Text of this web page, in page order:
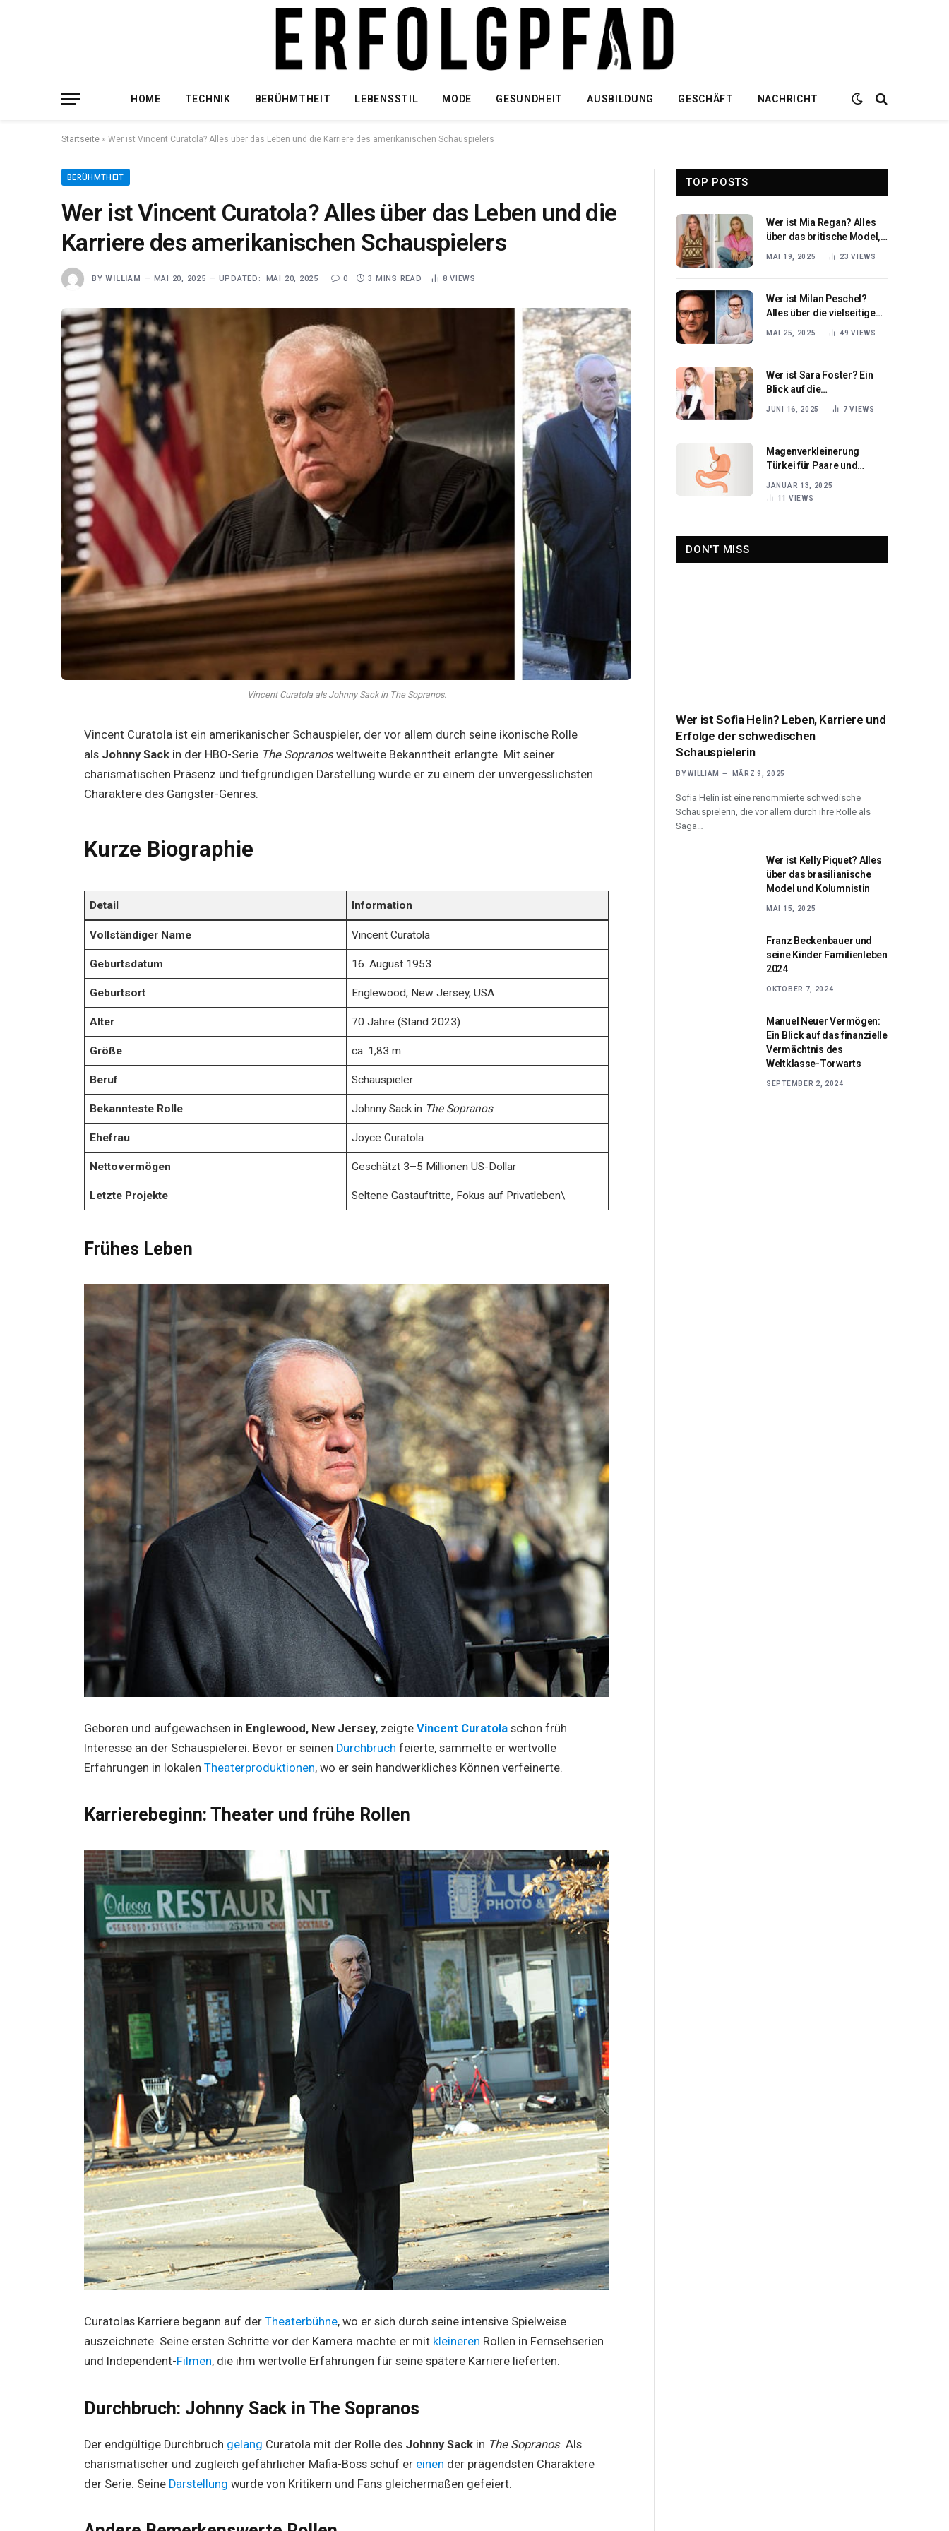
HOME TECHNIK BERÜHMTHEIT LEBENSSTIL MODE GESUNDHEIT AUSBILDUNG GESCHÄFT NACHRICHT
Startseite » Wer ist Vincent Curatola? Alles über das Leben und die Karriere des amerikanischen Schauspielers
BERÜHMTHEIT
Wer ist Vincent Curatola? Alles über das Leben und die
Karriere des amerikanischen Schauspielers
BY WILLIAM MAI 20, 2025 UPDATED: MAI 20, 2025 0 3 MINS READ 8VIEWS
Vincent Curatola als Johnny Sack in The Sopranos.
Vincent Curatola ist ein amerikanischer Schauspieler, der vor allem durch seine ikonische Rolle
als Johnny Sackin der HBO-Serie The Sopranosweltweite Bekanntheit erlangte. Mit seiner
charismatischen Präsenz und tiefgründigen Darstellung wurde er zu einem der unvergesslichsten
Charaktere des Gangster-Genres.
Kurze Biographie
Detail Information
Vollständiger Name Vincent Curatola
Geburtsdatum 16. August 1953
Geburtsort Englewood, New Jersey, USA
Alter 70 Jahre (Stand 2023)
Größe ca. 1,83 m
Beruf Schauspieler
Bekannteste Rolle Johnny Sack in The Sopranos
Ehefrau Joyce Curatola
Nettovermögen Geschätzt 3–5 Millionen US-Dollar
Letzte Projekte Seltene Gastauftritte, Fokus auf Privatleben\
Frühes Leben
Geboren und aufgewachsen in Englewood, New Jersey, zeigte Vincent Curatolaschon früh
Interesse an der Schauspielerei. Bevor er seinen Durchbruch feierte, sammelte er wertvolle
Erfahrungen in lokalen Theaterproduktionen, wo er sein handwerkliches Können verfeinerte.
Karrierebeginn: Theater und frühe Rollen
Curatolas Karriere begann auf der Theaterbühne, wo er sich durch seine intensive Spielweise
auszeichnete. Seine ersten Schritte vor der Kamera machte er mit kleineren Rollen in Fernsehserien
und Independent-Filmen, die ihm wertvolle Erfahrungen für seine spätere Karriere lieferten.
Durchbruch: Johnny Sack in The Sopranos
Der endgültige Durchbruch gelang Curatola mit der Rolle des Johnny Sackin The Sopranos. Als
charismatischer und zugleich gefährlicher Mafia-Boss schuf er einen der prägendsten Charaktere
der Serie. Seine Darstellung wurde von Kritikern und Fans gleichermaßen gefeiert.
TOP POSTS
Wer ist Mia Regan? Alles
über das britische Model,
das in der Modebranche
MAI 19, 2025 23VIEWS
Wer ist Milan Peschel?
Alles über die vielseitige
Karriere des deutschen
MAI 25, 2025 49VIEWS
Wer ist Sara Foster? Ein
Blick auf die
JUNI 16, 2025 7VIEWS
Magenverkleinerung
Türkei für Paare und
JANUAR 13, 2025
11 VIEWS
DON'T MISS
Wer ist Sofia Helin? Leben, Karriere und
Erfolge der schwedischen
Schauspielerin
BY WILLIAM MÄRZ 9, 2025
Sofia Helin ist eine renommierte schwedische
Schauspielerin, die vor allem durch ihre Rolle als
Saga…
Wer ist Kelly Piquet? Alles
über das brasilianische
Model und Kolumnistin
MAI 15, 2025
Franz Beckenbauer und
seine Kinder Familienleben
2024
OKTOBER 7, 2024
Manuel Neuer Vermögen:
Ein Blick auf das finanzielle
Vermächtnis des
Weltklasse-Torwarts
SEPTEMBER 2, 2024